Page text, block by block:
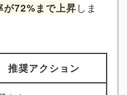
72%まで上昇しま
推奨アクション